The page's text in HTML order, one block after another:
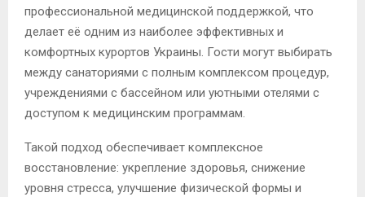
профессиональной медицинской поддержкой, что
делает её одним из наиболее эффективных и
комфортных курортов Украины. Гости могут выбирать
между санаториями с полным комплексом процедур,
учреждениями с бассейном или уютными отелями с
доступом к медицинским программам.
Такой подход обеспечивает комплексное
восстановление: укрепление здоровья, снижение
уровня стресса, улучшение физической формы и